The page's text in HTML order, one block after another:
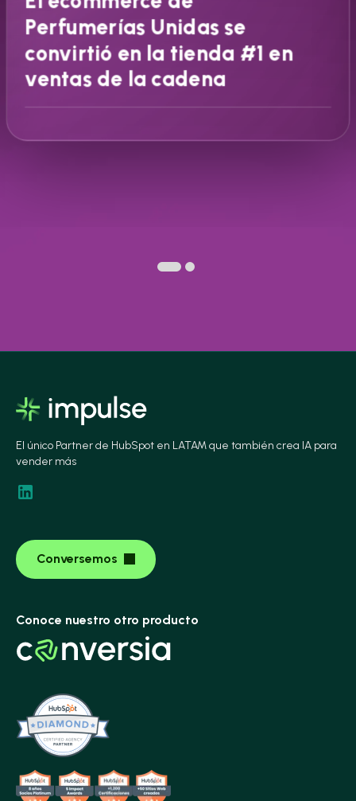
Perfumerías Unidas se
convirtió en la tienda #1 en
ventas de la cadena
El único Partner de HubSpot en LATAM que también crea IA para
vender más
Conversemos
Conoce nuestro otro producto